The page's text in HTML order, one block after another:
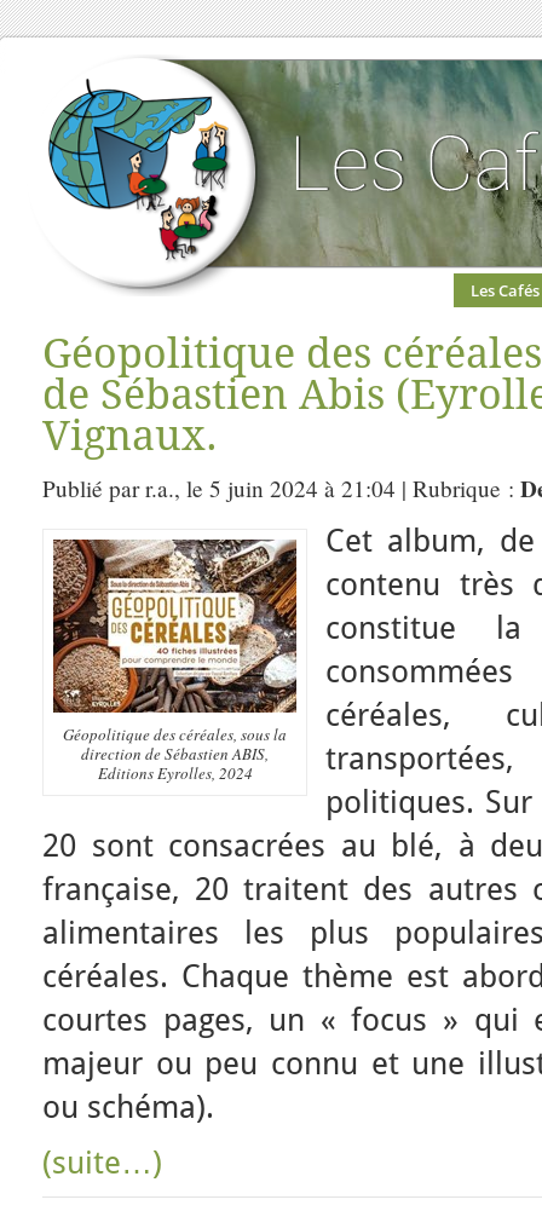
Les Cafés
Géopolitique des
de Sébastien Abis
Vignaux.
Publié par r.a., le 5 juin 2024 à 21:04 | Rubrique :
Géopolitique des céréales, sous la
direction de Sébastien ABIS,
Editions Eyrolles, 2024
Cet album,
contenu très
constitue
céréales,
politiques.
20 sont consacrées au blé, à
française, 20 traitent des autres
alimentaires les plus
céréales. Chaque thème est
courtes pages, un « focus » qui
majeur ou peu connu et une
ou schéma).
(suite…)